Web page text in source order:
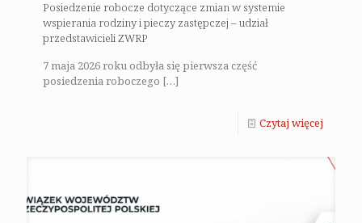
Posiedzenie robocze dotyczące zmian w systemie
wspierania rodziny i pieczy zastępczej – udział
przedstawicieli ZWRP
7 maja 2026 roku odbyła się pierwsza część
posiedzenia roboczego […]
Czytaj więcej